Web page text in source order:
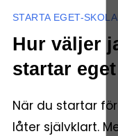
STARTA EGET-
Hur väljer
startar
När du startar
låter självklart.